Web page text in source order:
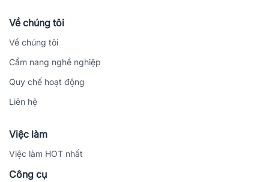
Về chúng tôi
Về chúng tôi
Cẩm nang nghề nghiệp
Quy chế hoạt động
Liên hệ
Việc làm
Việc làm HOT nhất
Công cụ